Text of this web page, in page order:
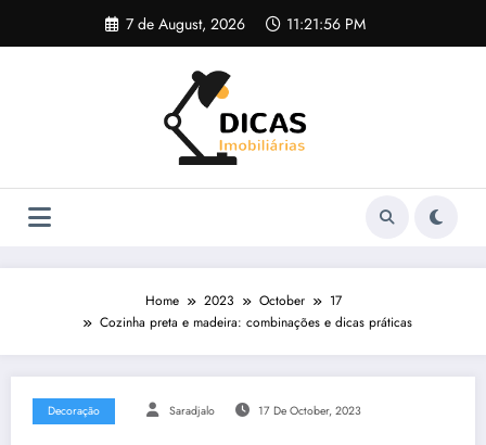
content
7 de August, 2026 11:21:56 PM
Home 2023 October
17
Cozinha preta e madeira: combinações e dicas práticas
Decoração Saradjalo 17 De October, 2023